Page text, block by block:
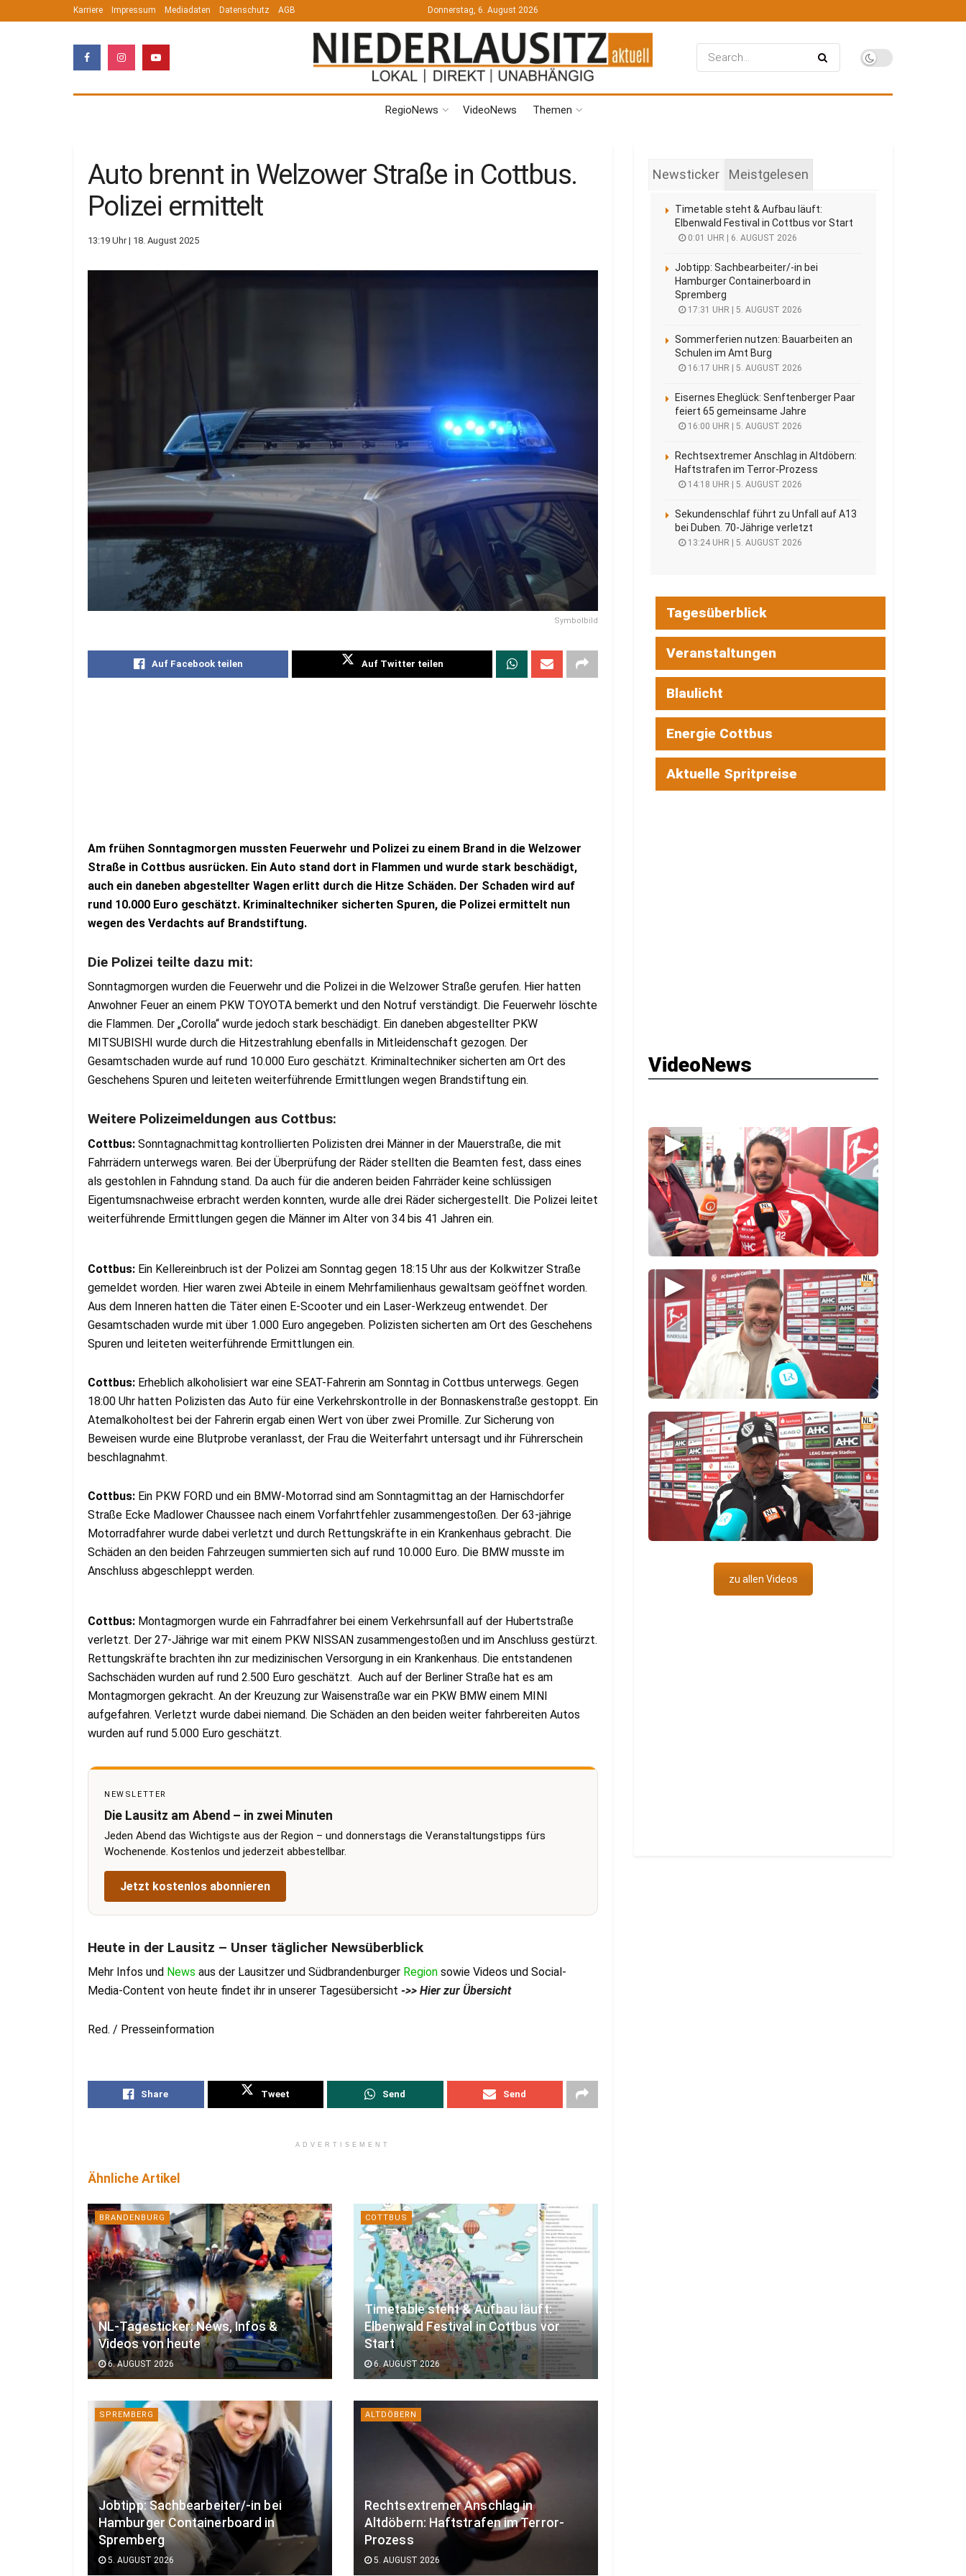
Karriere Impressum Mediadaten Datenschutz AGB Donnerstag, 6. August 2026
RegioNews VideoNews Themen
Auto brennt in Welzower Straße in Cottbus.
Polizei ermittelt
13:19 Uhr | 18. August 2025
Symbolbild
Auf Facebook teilen Auf Twitter teilen
Am frühen Sonntagmorgen mussten Feuerwehr und Polizei zu einem Brand in die Welzower
Straße in Cottbus ausrücken. Ein Auto stand dort in Flammen und wurde stark beschädigt,
auch ein daneben abgestellter Wagen erlitt durch die Hitze Schäden. Der Schaden wird auf
rund 10.000 Euro geschätzt. Kriminaltechniker sicherten Spuren, die Polizei ermittelt nun
wegen des Verdachts auf Brandstiftung.
Die Polizei teilte dazu mit:
Sonntagmorgen wurden die Feuerwehr und die Polizei in die Welzower Straße gerufen. Hier hatten
Anwohner Feuer an einem PKW TOYOTA bemerkt und den Notruf verständigt. Die Feuerwehr löschte
die Flammen. Der „Corolla“ wurde jedoch stark beschädigt. Ein daneben abgestellter PKW
MITSUBISHI wurde durch die Hitzestrahlung ebenfalls in Mitleidenschaft gezogen. Der
Gesamtschaden wurde auf rund 10.000 Euro geschätzt. Kriminaltechniker sicherten am Ort des
Geschehens Spuren und leiteten weiterführende Ermittlungen wegen Brandstiftung ein.
Weitere Polizeimeldungen aus Cottbus:
Cottbus: Sonntagnachmittag kontrollierten Polizisten drei Männer in der Mauerstraße, die mit
Fahrrädern unterwegs waren. Bei der Überprüfung der Räder stellten die Beamten fest, dass eines
als gestohlen in Fahndung stand. Da auch für die anderen beiden Fahrräder keine schlüssigen
Eigentumsnachweise erbracht werden konnten, wurde alle drei Räder sichergestellt. Die Polizei leitet
weiterführende Ermittlungen gegen die Männer im Alter von 34 bis 41 Jahren ein.
Cottbus: Ein Kellereinbruch ist der Polizei am Sonntag gegen 18:15 Uhr aus der Kolkwitzer Straße
gemeldet worden. Hier waren zwei Abteile in einem Mehrfamilienhaus gewaltsam geöffnet worden.
Aus dem Inneren hatten die Täter einen E-Scooter und ein Laser-Werkzeug entwendet. Der
Gesamtschaden wurde mit über 1.000 Euro angegeben. Polizisten sicherten am Ort des Geschehens
Spuren und leiteten weiterführende Ermittlungen ein.
Cottbus: Erheblich alkoholisiert war eine SEAT-Fahrerin am Sonntag in Cottbus unterwegs. Gegen
18:00 Uhr hatten Polizisten das Auto für eine Verkehrskontrolle in der Bonnaskenstraße gestoppt. Ein
Atemalkoholtest bei der Fahrerin ergab einen Wert von über zwei Promille. Zur Sicherung von
Beweisen wurde eine Blutprobe veranlasst, der Frau die Weiterfahrt untersagt und ihr Führerschein
beschlagnahmt.
Cottbus: Ein PKW FORD und ein BMW-Motorrad sind am Sonntagmittag an der Harnischdorfer
Straße Ecke Madlower Chaussee nach einem Vorfahrtfehler zusammengestoßen. Der 63-jährige
Motorradfahrer wurde dabei verletzt und durch Rettungskräfte in ein Krankenhaus gebracht. Die
Schäden an den beiden Fahrzeugen summierten sich auf rund 10.000 Euro. Die BMW musste im
Anschluss abgeschleppt werden.
Cottbus: Montagmorgen wurde ein Fahrradfahrer bei einem Verkehrsunfall auf der Hubertstraße
verletzt. Der 27-Jährige war mit einem PKW NISSAN zusammengestoßen und im Anschluss gestürzt.
Rettungskräfte brachten ihn zur medizinischen Versorgung in ein Krankenhaus. Die entstandenen
Sachschäden wurden auf rund 2.500 Euro geschätzt. Auch auf der Berliner Straße hat es am
Montagmorgen gekracht. An der Kreuzung zur Waisenstraße war ein PKW BMW einem MINI
aufgefahren. Verletzt wurde dabei niemand. Die Schäden an den beiden weiter fahrbereiten Autos
wurden auf rund 5.000 Euro geschätzt.
NEWSLETTER
Die Lausitz am Abend – in zwei Minuten
Jeden Abend das Wichtigste aus der Region – und donnerstags die Veranstaltungstipps fürs
Wochenende. Kostenlos und jederzeit abbestellbar.
Jetzt kostenlos abonnieren
Heute in der Lausitz – Unser täglicher Newsüberblick
Mehr Infos und News aus der Lausitzer und Südbrandenburger Region sowie Videos und Social-
Media-Content von heute findet ihr in unserer Tagesübersicht ->> Hier zur Übersicht
Red. / Presseinformation
Share Tweet Send Send
ADVERTISEMENT
Ähnliche Artikel
BRANDENBURG
NL-Tagesticker: News, Infos &
Videos von heute
6. AUGUST 2026
COTTBUS
Timetable steht & Aufbau läuft:
Elbenwald Festival in Cottbus vor
Start
6. AUGUST 2026
SPREMBERG
Jobtipp: Sachbearbeiter/-in bei
Hamburger Containerboard in
Spremberg
5. AUGUST 2026
ALTDÖBERN
Rechtsextremer Anschlag in
Altdöbern: Haftstrafen im Terror-
Prozess
5. AUGUST 2026
Newsticker Meistgelesen
Timetable steht & Aufbau läuft:
Elbenwald Festival in Cottbus vor Start
0:01 UHR | 6. AUGUST 2026
Jobtipp: Sachbearbeiter/-in bei
Hamburger Containerboard in
Spremberg
17:31 UHR | 5. AUGUST 2026
Sommerferien nutzen: Bauarbeiten an
Schulen im Amt Burg
16:17 UHR | 5. AUGUST 2026
Eisernes Eheglück: Senftenberger Paar
feiert 65 gemeinsame Jahre
16:00 UHR | 5. AUGUST 2026
Rechtsextremer Anschlag in Altdöbern:
Haftstrafen im Terror-Prozess
14:18 UHR | 5. AUGUST 2026
Sekundenschlaf führt zu Unfall auf A13
bei Duben. 70-Jährige verletzt
13:24 UHR | 5. AUGUST 2026
Tagesüberblick
Veranstaltungen
Blaulicht
Energie Cottbus
Aktuelle Spritpreise
VideoNews
▶
▶
▶
zu allen Videos